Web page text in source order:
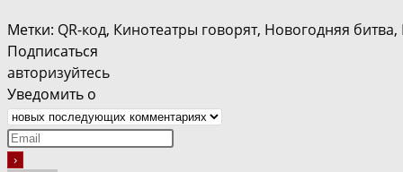
Метки: QR-код, Кинотеатры говорят, Новогодняя битва,
Подписаться
авторизуйтесь
Уведомить о